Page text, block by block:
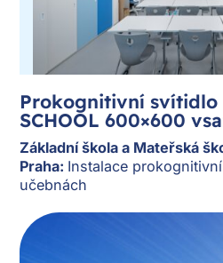
Prokognitivní svítidlo
SCHOOL 600×600
Základní škola a Mateřská
Praha: Instalace
učebnách